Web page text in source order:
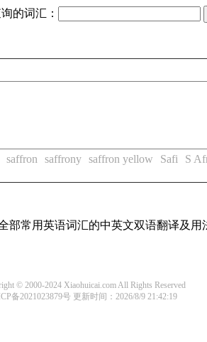
的词汇：
saffron saffrony saffron yellow Safi S
常用英语词汇的中英文双语翻译及用
© 2000-2024 Xiaohuicai.com All Rights Reserved
备2021023879号更新时间：2026/8/9 21:42:19